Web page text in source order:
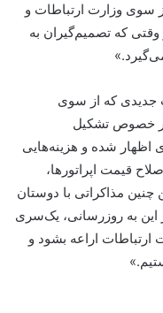
سوی وزارت ارتباطات و
که تصمیم‌گیران به
جدیدی که از سوی
خصوص تشکیل
اظهار شده و هزینه‌هایی
قیمت اپراتورها،
مذاکراتی با دوستان
این به روزرسانی، یک‌سری
اراعه بشود و